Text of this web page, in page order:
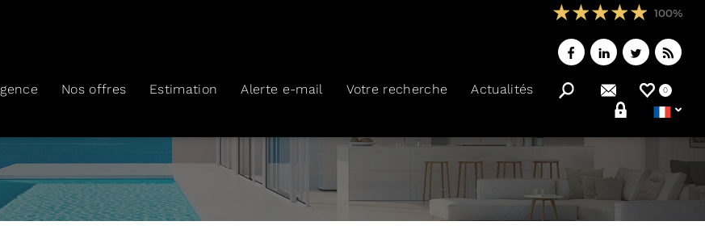
100%
Nos offres Estimation Alerte e-mail Votre recherche Actualités 0